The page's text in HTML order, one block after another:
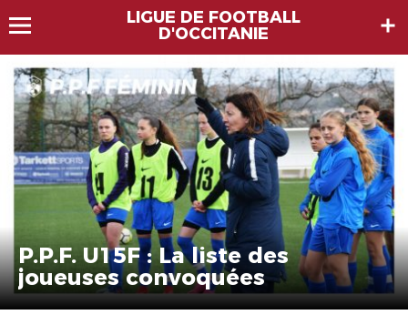
LIGUE DE FOOTBALL
D'OCCITANIE
P.P.F. U15F : La liste des
joueuses convoquées